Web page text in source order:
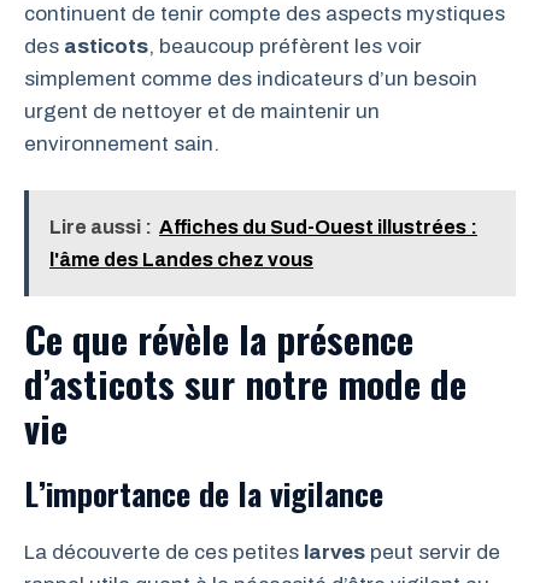
continuent de tenir compte des aspects mystiques
des asticots, beaucoup préfèrent les voir
simplement comme des indicateurs d’un besoin
urgent de nettoyer et de maintenir un
environnement sain.
Lire aussi : Affiches du Sud-Ouest illustrées :
l'âme des Landes chez vous
Ce que révèle la présence
d’asticots sur notre mode de
vie
L’importance de la vigilance
La découverte de ces petites larves peut servir de